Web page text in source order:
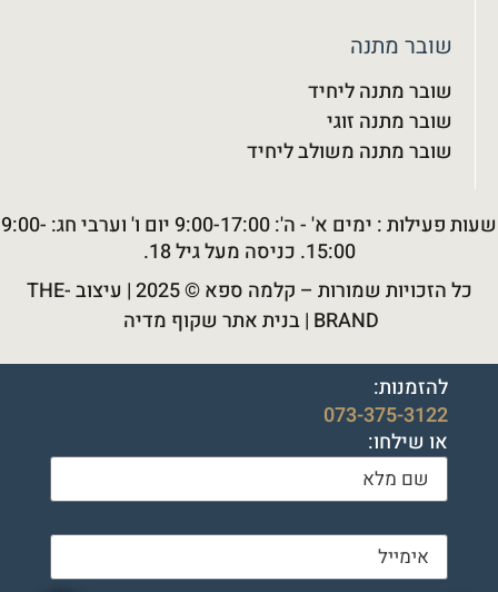
שובר מתנה
שובר מתנה ליחיד
שובר מתנה זוגי
שובר מתנה משולב ליחיד
שעות פעילות : ימים א' - ה': 9:00-17:00 יום ו' וערבי חג: 9:00-
15:00. כניסה מעל גיל 18.
כל הזכויות שמורות – קלמה ספא© 2025 |
עיצוב THE-
BRAND
|בנית אתר שקוף מדיה
להזמנות:
073-375-3122
או שילחו: